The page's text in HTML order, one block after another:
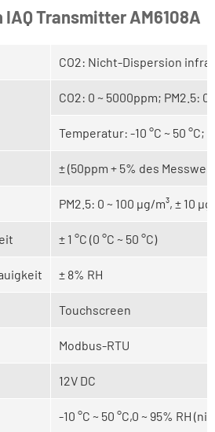
Transmitter AM6108A
CO2: Nicht-Dispersion
CO2: 0 ~ 5000ppm; PM2.5: 0
Temperatur: -10 °C ~ 50
± (50ppm + 5% des
PM2.5: 0 ~ 100 μg/m³, ± 10
± 1 °C (0 °C ~ 50 °C)
± 8% RH
Touchscreen
Modbus-RTU
12V DC
-10 °C ~ 50 °C,0 ~ 95% RH